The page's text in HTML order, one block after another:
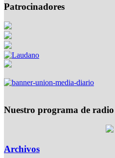
Patrocinadores
Nuestro programa de radio
Archivos